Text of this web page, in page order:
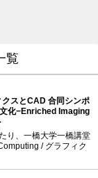
覧
スとCAD 合同シンポ
化−Enriched Imaging
り、一橋大学一橋講堂
/ グラフィク